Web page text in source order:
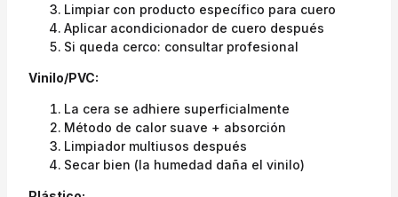
Limpiar con producto específico para cuero
Aplicar acondicionador de cuero después
Si queda cerco: consultar profesional
Vinilo/PVC:
La cera se adhiere superficialmente
Método de calor suave + absorción
Limpiador multiusos después
Secar bien (la humedad daña el vinilo)